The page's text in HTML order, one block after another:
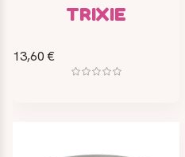
TRIXIE
13,60 €